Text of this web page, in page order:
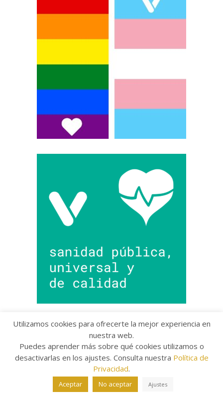
Copyright © 2022 Grupo Provincial Toma la Palabra
Aviso legal /Política de Privacidad/Política de
Cookies
The Arcade Basic Theme bybavotasan.com
Utilizamos cookies para ofrecerte la mejor experiencia en
nuestra web.
Puedes aprender más sobre qué cookies utilizamos o
desactivarlas en los ajustes. Consulta nuestra Política de
Privacidad.
Aceptar No aceptar Ajustes